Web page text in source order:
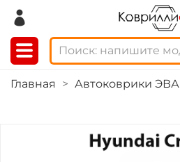
Главная Автоковрики ЭВА